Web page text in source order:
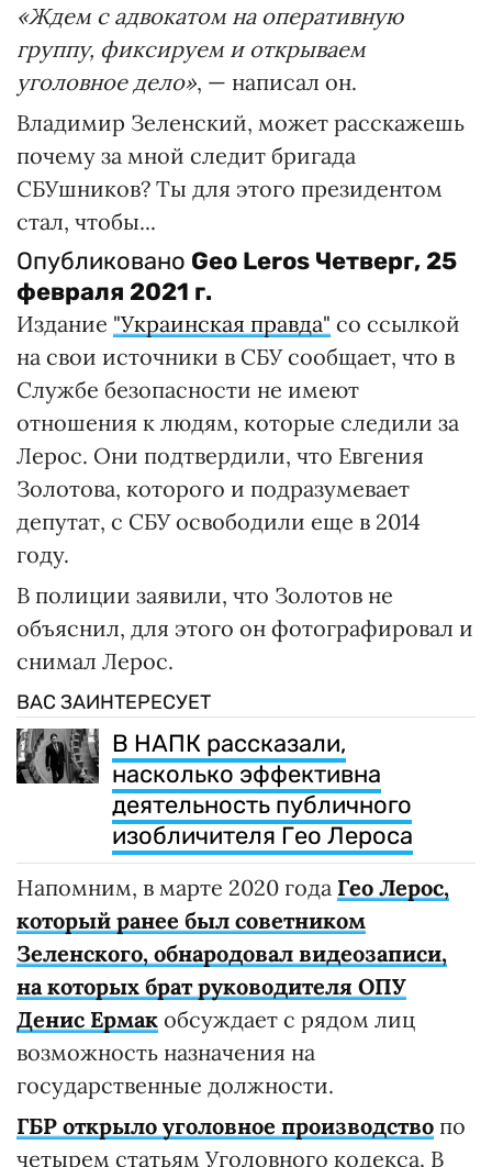
«Ждем с адвокатом на оперативную
группу, фиксируем и открываем
уголовное дело», — написал он.
Владимир Зеленский, может расскажешь
почему за мной следит бригада
СБУшников? Ты для этого президентом
стал, чтобы...
Опубликовано Geo Leros Четверг, 25
февраля 2021 г.
Издание "Украинская правда" со ссылкой
на свои источники в СБУ сообщает, что в
Службе безопасности не имеют
отношения к людям, которые следили за
Лерос. Они подтвердили, что Евгения
Золотова, которого и подразумевает
депутат, с СБУ освободили еще в 2014
году.
В полиции заявили, что Золотов не
объяснил, для этого он фотографировал и
снимал Лерос.
ВАС ЗАИНТЕРЕСУЕТ
В НАПК рассказали,
насколько эффективна
деятельность публичного
изобличителя Гео Лероса
Напомним, в марте 2020 года Гео Лерос,
который ранее был советником
Зеленского, обнародовал видеозаписи,
на которых брат руководителя ОПУ
Денис Ермак обсуждает с рядом лиц
возможность назначения на
государственные должности.
ГБР открыло уголовное производство по
четырем статьям Уголовного кодекса. В